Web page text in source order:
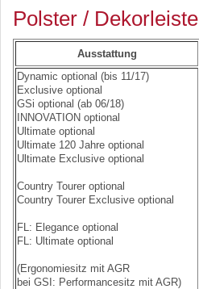
Polster / Dekorleiste
Ausstattung
Dynamic optional (bis 11/17)
Exclusive optional
GSi optional (ab 06/18)
INNOVATION optional
Ultimate optional
Ultimate 120 Jahre optional
Ultimate Exclusive optional
Country Tourer optional
Country Tourer Exclusive optional
FL: Elegance optional
FL: Ultimate optional
(Ergonomiesitz mit AGR
bei GSI: Performancesitz mit AGR)